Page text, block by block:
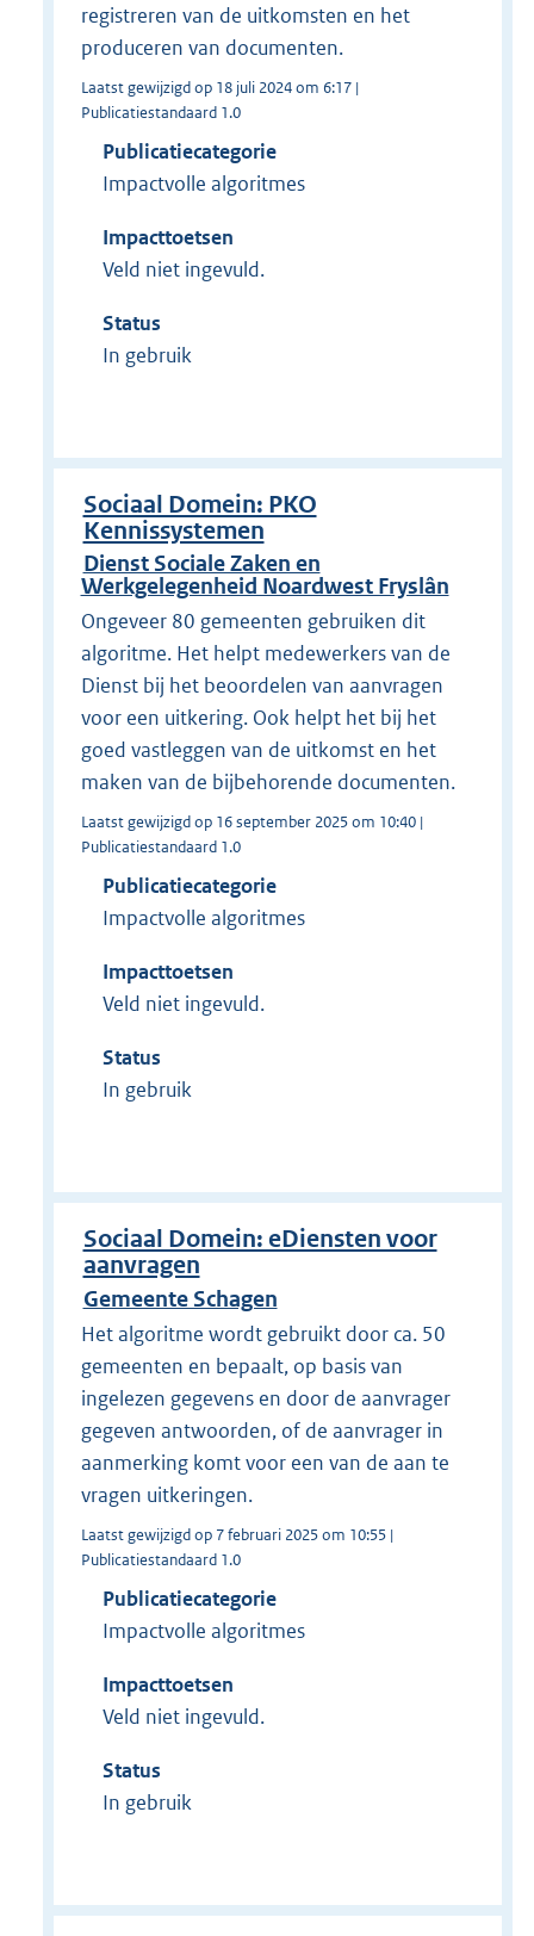
registreren van de uitkomsten en het
produceren van documenten.
Laatst gewijzigd op 18 juli 2024 om 6:17 |
Publicatiestandaard 1.0
Publicatiecategorie
Impactvolle algoritmes
Impacttoetsen
Veld niet ingevuld.
Status
In gebruik
Sociaal Domein: PKO
Kennissystemen
Dienst Sociale Zaken en
Werkgelegenheid Noardwest Fryslân
Ongeveer 80 gemeenten gebruiken dit
algoritme. Het helpt medewerkers van de
Dienst bij het beoordelen van aanvragen
voor een uitkering. Ook helpt het bij het
goed vastleggen van de uitkomst en het
maken van de bijbehorende documenten.
Laatst gewijzigd op 16 september 2025 om 10:40 |
Publicatiestandaard 1.0
Publicatiecategorie
Impactvolle algoritmes
Impacttoetsen
Veld niet ingevuld.
Status
In gebruik
Sociaal Domein: eDiensten voor
aanvragen
Gemeente Schagen
Het algoritme wordt gebruikt door ca. 50
gemeenten en bepaalt, op basis van
ingelezen gegevens en door de aanvrager
gegeven antwoorden, of de aanvrager in
aanmerking komt voor een van de aan te
vragen uitkeringen.
Laatst gewijzigd op 7 februari 2025 om 10:55 |
Publicatiestandaard 1.0
Publicatiecategorie
Impactvolle algoritmes
Impacttoetsen
Veld niet ingevuld.
Status
In gebruik